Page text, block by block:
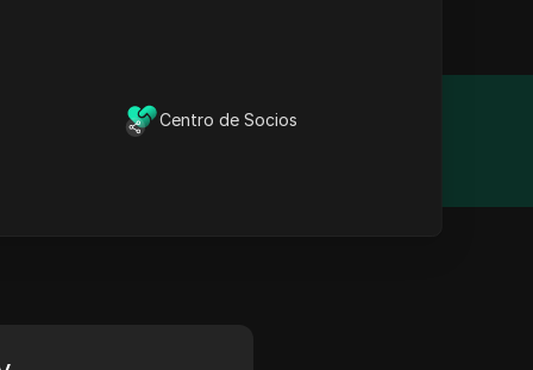
Centro de Socios
Año de fundación